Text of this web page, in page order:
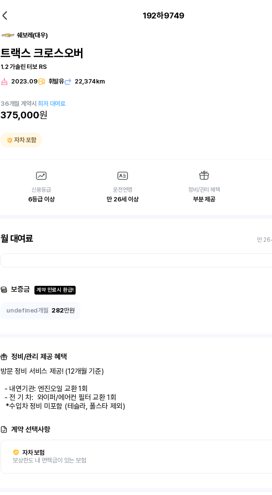
192하9749
쉐보레(대우)
트랙스 크로스오버
1.2 가솔린 터보 RS
2023.09
휘발유 22,374km
36개월 계약시최저 대여료
375,000원
자차 포함
신용등급
6등급 이상
운전연령
만 26세 이상
정비/관리 혜택
부분 제공
월 대여료 만 26
보증금 계약 만료시 환급!
undefined개월 282만원
정비/관리 제공 혜택
방문 정비 서비스 제공! (12개월 기준)
   *수입차 정비 미포함 (테슬라, 폴스타 제외)
계약 선택사항
자차 보험
보상한도 내 면책금이 있는 보험